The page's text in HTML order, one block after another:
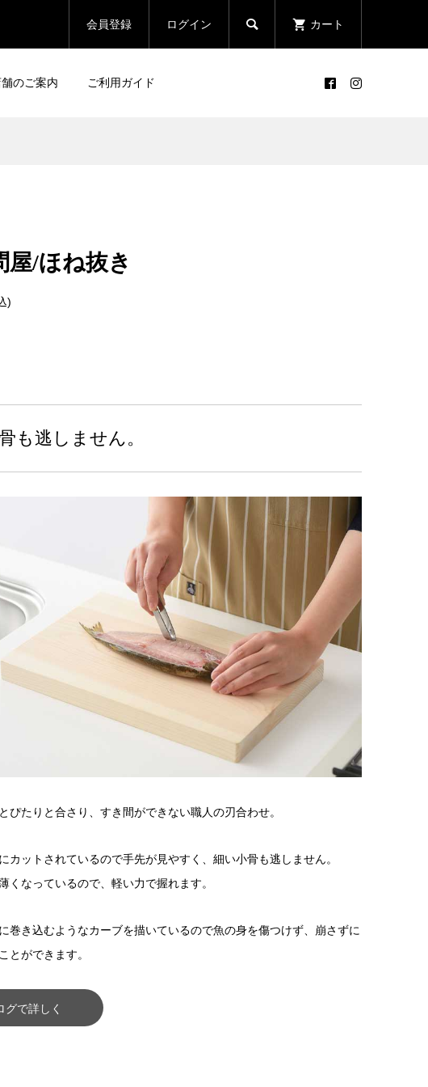
会員登録 ログイン  カート
のご案内 ご利用ガイド
屋/ほね抜き
)
も逃しません。
ぴたりと合さり、すき間ができない職人の刃合わせ。
カットされているので手先が見やすく、細い小骨も逃しません。
くなっているので、軽い力で握れます。
巻き込むようなカーブを描いているので魚の身を傷つけず、崩さずに
とができます。
グで詳しく